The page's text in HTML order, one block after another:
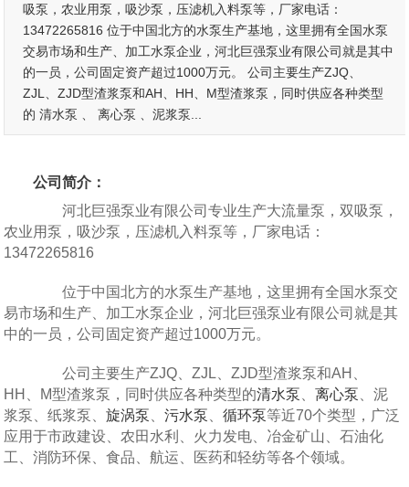
吸泵，农业用泵，吸沙泵，压滤机入料泵等，厂家电话：
13472265816 位于中国北方的水泵生产基地，这里拥有全国水泵
交易市场和生产、加工水泵企业，河北巨强泵业有限公司就是其中
的一员，公司固定资产超过1000万元。 公司主要生产ZJQ、
ZJL、ZJD型渣浆泵和AH、HH、M型渣浆泵，同时供应各种类型
的 清水泵 、 离心泵 、泥浆泵...
公司简介：
河北巨强泵业有限公司专业生产大流量泵，双吸泵，
农业用泵，吸沙泵，压滤机入料泵等，厂家电话：
13472265816
位于中国北方的水泵生产基地，这里拥有全国水泵交
易市场和生产、加工水泵企业，河北巨强泵业有限公司就是其
中的一员，公司固定资产超过1000万元。
公司主要生产ZJQ、ZJL、ZJD型渣浆泵和AH、
HH、M型渣浆泵，同时供应各种类型的清水泵 、离心泵 、泥
浆泵、纸浆泵、旋涡泵 、污水泵 、循环泵等近70个类型，广泛
应用于市政建设、农田水利、火力发电、冶金矿山、石油化
工、消防环保、食品、航运、医药和轻纺等各个领域。